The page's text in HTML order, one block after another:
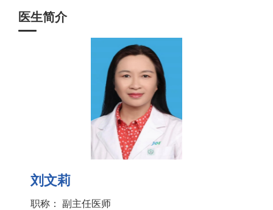
医生简介
刘文莉
职称： 副主任医师